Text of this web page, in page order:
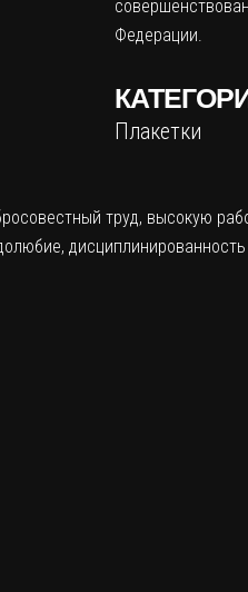
Федерации.
Плакетки